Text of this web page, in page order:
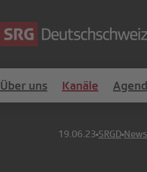
Über uns Kanäle
19.06.23 SRGD News